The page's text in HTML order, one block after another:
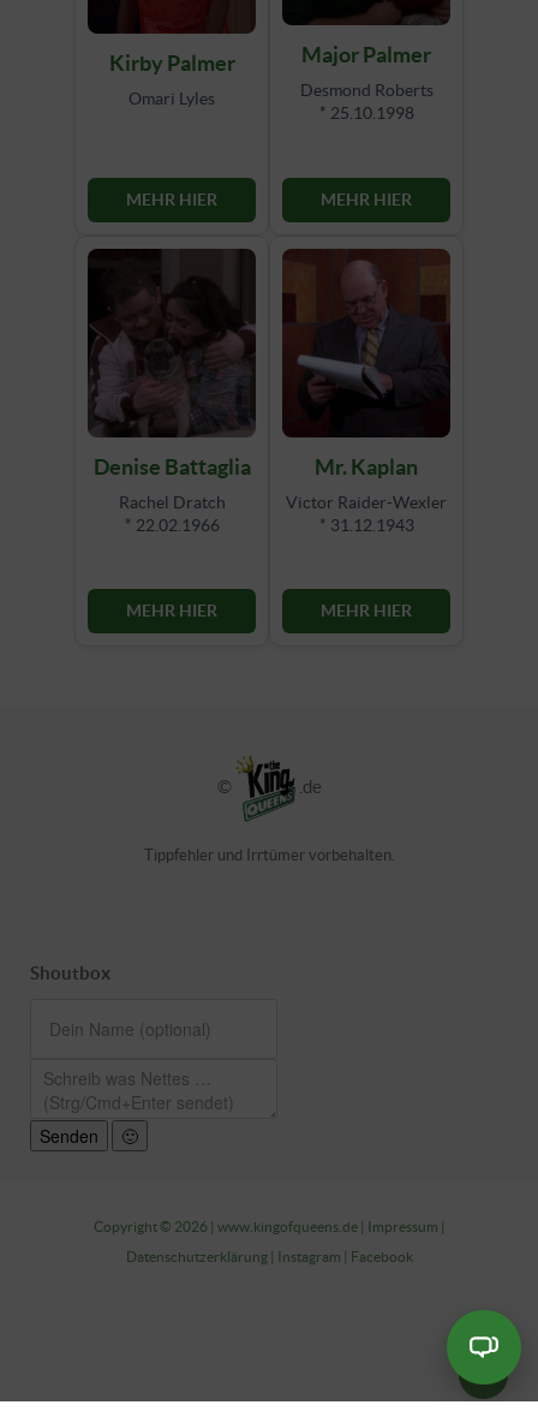
Kirby Palmer
Omari Lyles
MEHR HIER
Major Palmer
Desmond Roberts
* 25.10.1998
MEHR HIER
Denise Battaglia
Rachel Dratch
* 22.02.1966
MEHR HIER
Mr. Kaplan
Victor Raider-Wexler
* 31.12.1943
MEHR HIER
© .de
Tippfehler und Irrtümer vorbehalten.
Shoutbox
Senden 🙂
Copyright © 2026 | www.kingofqueens.de| Impressum
Datenschutzerklärung| Instagram Facebook